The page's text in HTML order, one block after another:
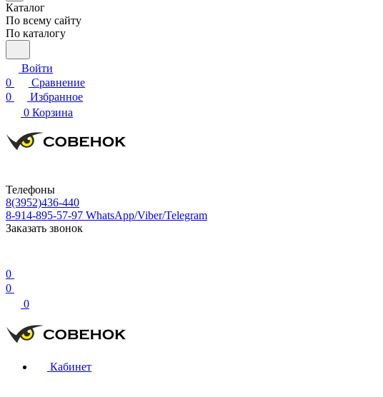
Каталог
По всему сайту
По каталогу
Войти
0
Сравнение
0
Избранное
0 Корзина
Телефоны
8(3952)436-440
8-914-895-57-97 WhatsApp/Viber/Telegram
Заказать звонок
0
0
0
Кабинет